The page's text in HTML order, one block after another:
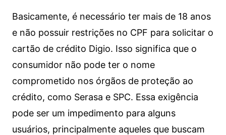
Basicamente, é necessário ter mais de 18 anos
e não possuir restrições no CPF para solicitar o
cartão de crédito Digio. Isso significa que o
consumidor não pode ter o nome
comprometido nos órgãos de proteção ao
crédito, como Serasa e SPC. Essa exigência
pode ser um impedimento para alguns
usuários, principalmente aqueles que buscam